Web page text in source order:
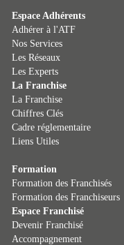
Espace Adhérents
Adhérer à l'ATF
Nos Services
Les Réseaux
Les Experts
La Franchise
La Franchise
Chiffres Clés
Cadre réglementaire
Liens Utiles
Formation
Formation des Franchisés
Formation des Franchiseurs
Espace Franchisé
Devenir Franchisé
Accompagnement